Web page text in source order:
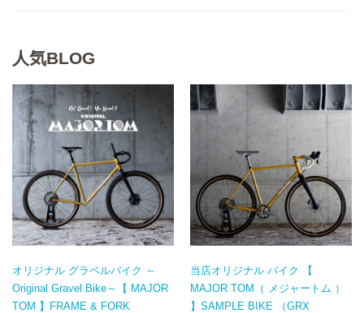
人気BLOG
オリジナル グラベルバイク ～
Original Gravel Bike～【 MAJOR
TOM 】FRAME & FORK
当店オリジナル バイク 【
MAJOR TOM（ メジャートム ）
】SAMPLE BIKE （GRX